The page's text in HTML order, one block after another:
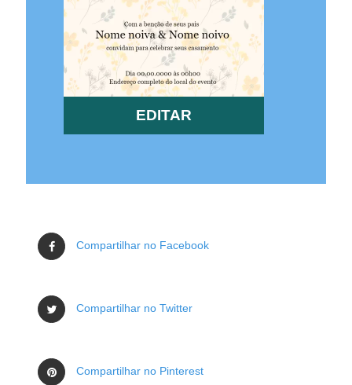
EDITAR
Compartilhar no Facebook
Compartilhar no Twitter
Compartilhar no Pinterest